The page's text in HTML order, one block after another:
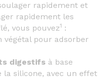
rapidement et
rapidement les
vous pouvez1 :
végétal pour adsorber
digestifs à base
la silicone, avec un effet